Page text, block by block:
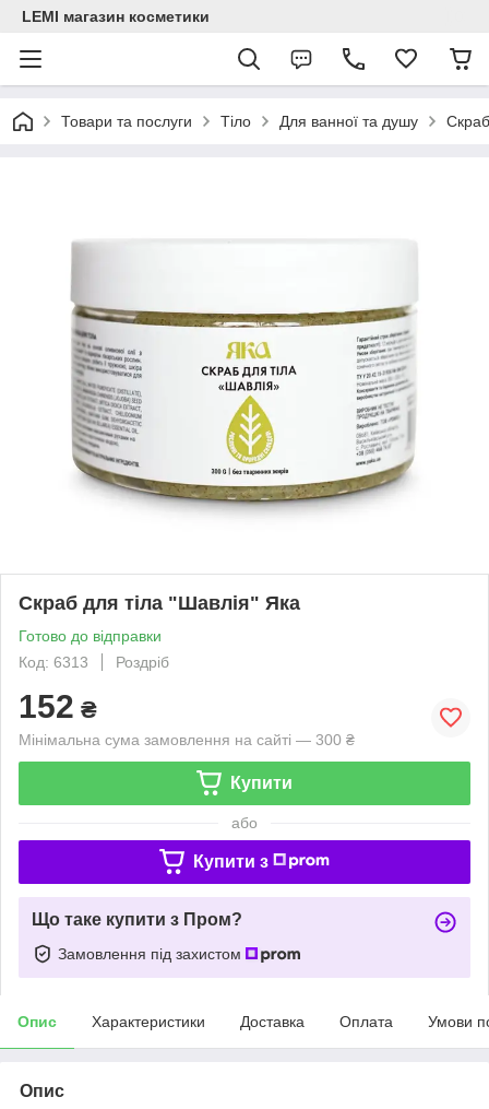
LEMI магазин косметики
Товари та послуги Тіло Для ванної та душу
Скраб для тіла "Шавлія" Яка
Готово до відправки
Код: 6313
Роздріб
152 ₴
Мінімальна сума замовлення на сайті — 300 ₴
Купити
або
Купити з
Що таке купити з Пром?
Замовлення під захистом
Опис Характеристики Доставка Оплата Умови
Опис